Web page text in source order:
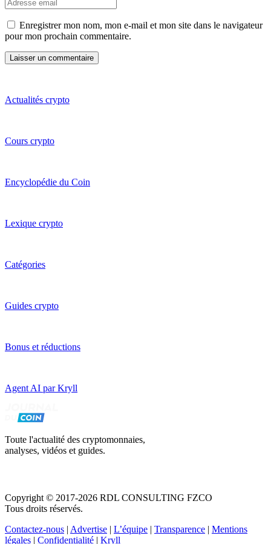
Enregistrer mon nom, mon e-mail et mon site dans le navigateur
pour mon prochain commentaire.
Actualités crypto
Cours crypto
Encyclopédie du Coin
Lexique crypto
Catégories
Guides crypto
Bonus et réductions
Agent AI par Kryll
Toute l'actualité des cryptomonnaies,
analyses, vidéos et guides.
Copyright © 2017-2026 RDL CONSULTING FZCO
Tous droits réservés.
Contactez-nous | Advertise | L’équipe | Transparence | Mentions
légales | Confidentialité | Kryll